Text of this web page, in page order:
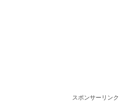
スポンサーリンク